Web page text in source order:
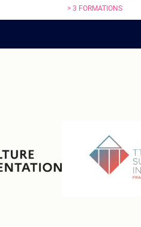
> 3 FORMATIONS